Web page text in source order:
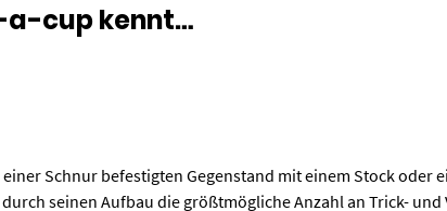
a-cup kennt…
Schnur befestigten Gegenstand mit einem Stock oder
seinen Aufbau die größtmögliche Anzahl an Trick-